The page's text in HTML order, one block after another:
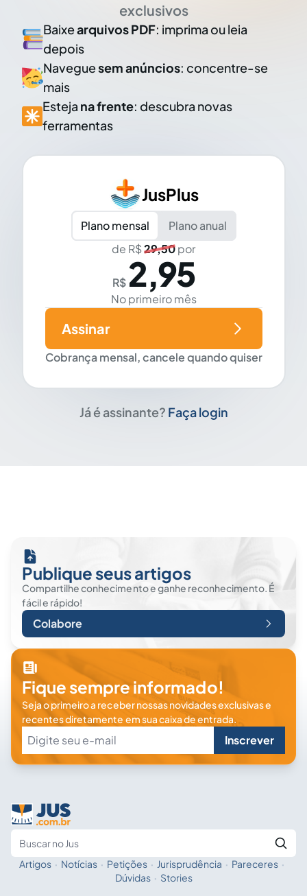
exclusivos
Baixearquivos PDF: imprima ou leia
depois
Naveguesem anúncios: concentre-se
mais
Esteja na frente: descubra novas
ferramentas
JusPlus
Plano mensal
Plano anual
de R$29,50por
R$ 2,95
No primeiro mês
Cobrança mensal, cancele quando quiser
Assinar
Já é assinante? Faça login
Publique seus artigos
Compartilhe conhecimento e ganhe reconhecimento. É
fácil e rápido!
Colabore
Fique sempre informado!
Seja o primeiro a receber nossas novidades exclusivas e
recentes diretamente em sua caixa de entrada.
Inscrever
Fale com a IA
Artigos · Notícias · Petições · Jurisprudência · Pareceres ·
Dúvidas · Stories